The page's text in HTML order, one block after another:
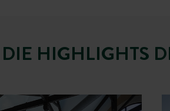
DIE HIGHLIGHTS